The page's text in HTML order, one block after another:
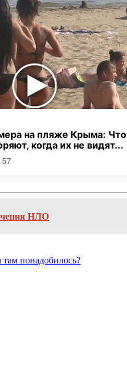
на пляже Крыма: Что
когда их не видят...
57
НЛО
понадобилось?